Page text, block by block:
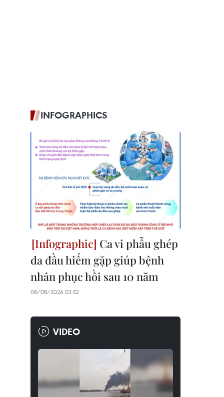
INFOGRAPHICS
Ca vi phẫu ghép
da đầu hiếm gặp giúp bệnh
nhân phục hồi sau 10 năm
08/08/2026 03:52
VIDEO